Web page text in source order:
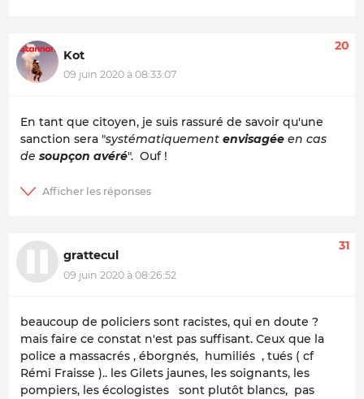
Kot
09 juin 2020 à 08:33:07
20
En tant que citoyen, je suis rassuré de savoir qu'une
sanction sera "systématiquement envisagée en cas
de soupçon avéré". Ouf !
grattecul
09 juin 2020 à 08:26:52
31
beaucoup de policiers sont racistes, qui en doute ?
mais faire ce constat n'est pas suffisant. Ceux que la
police a massacrés , éborgnés, humiliés , tués ( cf
Rémi Fraisse ).. les Gilets jaunes, les soignants, les
pompiers, les écologistes sont plutôt blancs, pas